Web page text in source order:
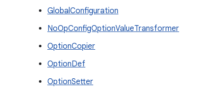
GlobalConfiguration
NoOpConfigOptionValueTransformer
OptionCopier
OptionDef
OptionSetter